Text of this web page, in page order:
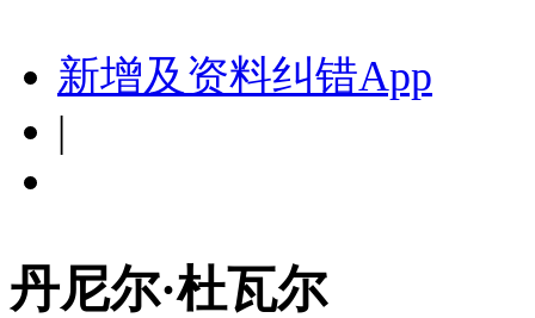
新增及资料纠错App
|
丹尼尔·杜瓦尔